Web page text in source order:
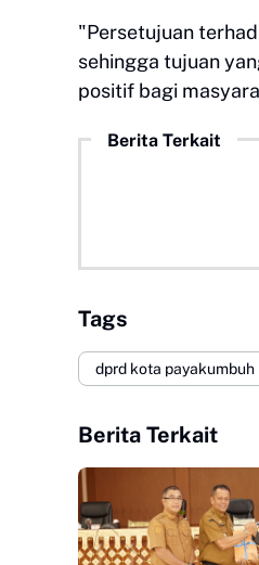
"Persetujuan
sehingga tujuan
positif bagi
Berita Terkait
Tags
dprd kota payakumbuh
Berita Terkait